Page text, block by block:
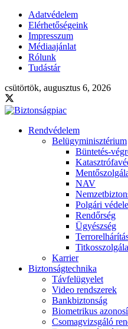
Adatvédelem
Elérhetőségeink
Impresszum
Médiaajánlat
Rólunk
Tudástár
csütörtök, augusztus 6, 2026
Rendvédelem
Belügyminisztérium
Büntetés-
NAV
Polgári
Rendőrség
Ügyészség
Karrier
Biztonságtechnika
Távfelügyelet
Video rendszerek
Bankbiztonság
Biometrikus
Csomagvizsgáló